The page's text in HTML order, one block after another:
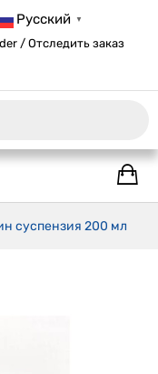
Русский ▼
/ Отследить заказ
суспензия 200 мл